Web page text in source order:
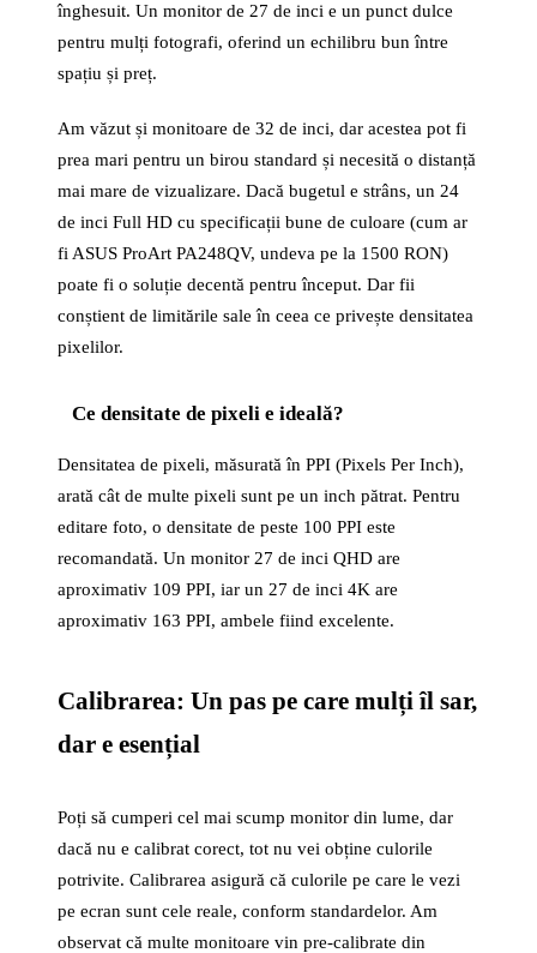
înghesuit. Un monitor de 27 de inci e un punct dulce
pentru mulți fotografi, oferind un echilibru bun între
spațiu și preț.
Am văzut și monitoare de 32 de inci, dar acestea pot fi
prea mari pentru un birou standard și necesită o distanță
mai mare de vizualizare. Dacă bugetul e strâns, un 24
de inci Full HD cu specificații bune de culoare (cum ar
fi ASUS ProArt PA248QV, undeva pe la 1500 RON)
poate fi o soluție decentă pentru început. Dar fii
conștient de limitările sale în ceea ce privește densitatea
pixelilor.
Ce densitate de pixeli e ideală?
Densitatea de pixeli, măsurată în PPI (Pixels Per Inch),
arată cât de multe pixeli sunt pe un inch pătrat. Pentru
editare foto, o densitate de peste 100 PPI este
recomandată. Un monitor 27 de inci QHD are
aproximativ 109 PPI, iar un 27 de inci 4K are
aproximativ 163 PPI, ambele fiind excelente.
Calibrarea: Un pas pe care mulți îl sar,
dar e esențial
Poți să cumperi cel mai scump monitor din lume, dar
dacă nu e calibrat corect, tot nu vei obține culorile
potrivite. Calibrarea asigură că culorile pe care le vezi
pe ecran sunt cele reale, conform standardelor. Am
observat că multe monitoare vin pre-calibrate din